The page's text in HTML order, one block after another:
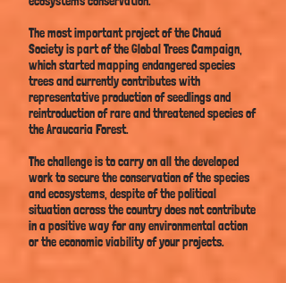
The most important project of the Chauá
Society is part of the Global Trees Campaign,
which started mapping endangered species
trees and currently contributes with
representative production of seedlings and
reintroduction of rare and threatened species of
the Araucaria Forest.
The challenge is to carry on all the developed
work to secure the conservation of the species
and ecosystems, despite of the political
situation across the country does not contribute
in a positive way for any environmental action
or the economic viability of your projects.